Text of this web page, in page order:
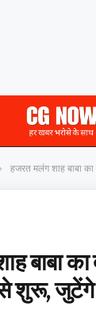
हजरत मलंग शाह बाबा का दो
बाबा का
शुरू, जुटेंगे